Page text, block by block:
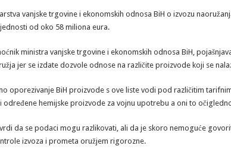
vanjske trgovine i ekonomskih odnosa BiH o izvozu
od oko 58 miliona eura.
ministra vanjske trgovine i ekonomskih odnosa BiH,
jer se izdate dozvole odnose na različite proizvode koji se
oporezivanje BiH proizvode s ove liste vodi pod različitim
određene hemijske proizvode za vojnu upotrebu a oni to
da se podaci mogu razlikovati, ali da je skoro nemoguće
izvoza i prometa oružjem rigorozne.